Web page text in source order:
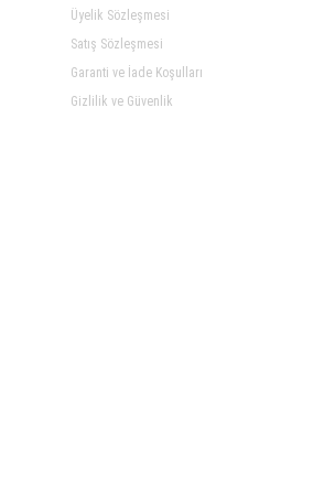
Üyelik Sözleşmesi
Satış Sözleşmesi
Garanti ve İade Koşulları
Gizlilik ve Güvenlik